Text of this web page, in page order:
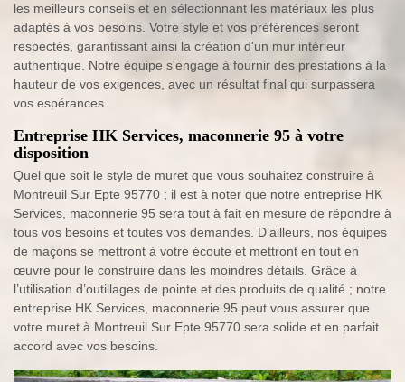
les meilleurs conseils et en sélectionnant les matériaux les plus
adaptés à vos besoins. Votre style et vos préférences seront
respectés, garantissant ainsi la création d'un mur intérieur
authentique. Notre équipe s'engage à fournir des prestations à la
hauteur de vos exigences, avec un résultat final qui surpassera
vos espérances.
Entreprise HK Services, maconnerie 95 à votre
disposition
Quel que soit le style de muret que vous souhaitez construire à
Montreuil Sur Epte 95770 ; il est à noter que notre entreprise HK
Services, maconnerie 95 sera tout à fait en mesure de répondre à
tous vos besoins et toutes vos demandes. D’ailleurs, nos équipes
de maçons se mettront à votre écoute et mettront en tout en
œuvre pour le construire dans les moindres détails. Grâce à
l’utilisation d’outillages de pointe et des produits de qualité ; notre
entreprise HK Services, maconnerie 95 peut vous assurer que
votre muret à Montreuil Sur Epte 95770 sera solide et en parfait
accord avec vos besoins.